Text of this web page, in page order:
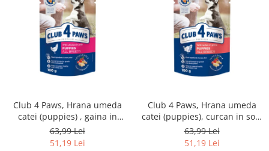
Club 4 Paws, Hrana umeda
catei (puppies) , gaina in
jeleu, set 24x100g
63,99 Lei
51,19 Lei
Club 4 Paws, Hrana umeda
catei (puppies), curcan in sos,
set 24x100g
63,99 Lei
51,19 Lei